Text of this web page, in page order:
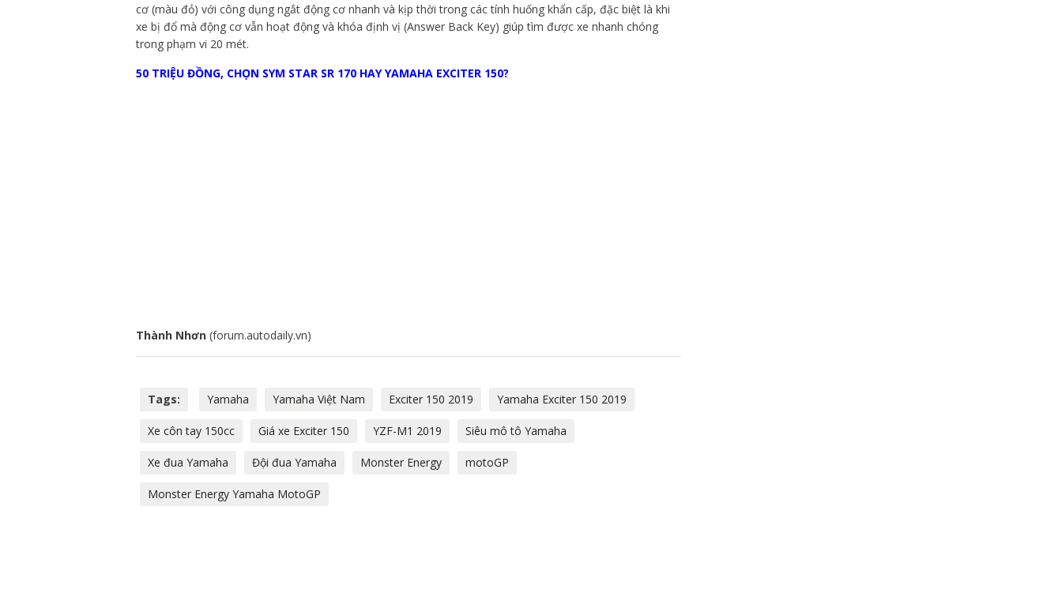
cơ (màu đỏ) với công dụng ngắt động cơ nhanh và kịp thời trong các tính huống khẩn cấp, đặc biệt là khi
xe bị đổ mà động cơ vẫn hoạt động và khóa định vị (Answer Back Key) giúp tìm được xe nhanh chóng
trong phạm vi 20 mét.
50 TRIỆU ĐỒNG, CHỌN SYM STAR SR 170 HAY YAMAHA EXCITER 150?
Thành Nhơn (forum.autodaily.vn)
Tags: Yamaha Yamaha Việt Nam Exciter 150 2019 Yamaha Exciter 150 2019
Xe côn tay 150cc Giá xe Exciter 150 YZF-M1 2019 Siêu mô tô Yamaha
Xe đua Yamaha Đội đua Yamaha Monster Energy motoGP
Monster Energy Yamaha MotoGP